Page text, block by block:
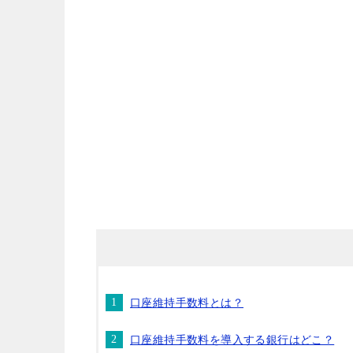
口座維持手数料とは？
口座維持手数料を導入する銀行はどこ？